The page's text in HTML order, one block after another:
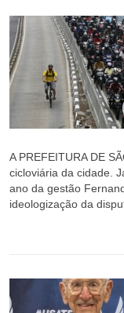
A PREFEITURA DE
cicloviária da cidade.
ano da gestão
ideologização da